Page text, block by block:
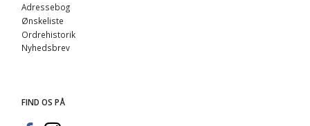
Adressebog
Ønskeliste
Ordrehistorik
Nyhedsbrev
FIND OS PÅ